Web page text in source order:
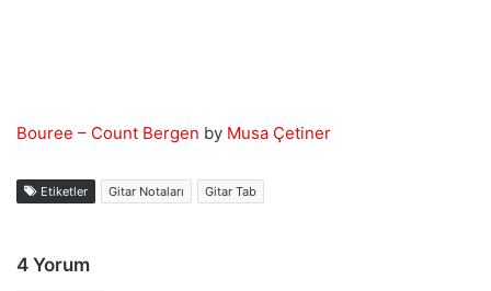
Bouree – Count Bergen by Musa Çetiner
Etiketler Gitar Notaları Gitar Tab
4 Yorum